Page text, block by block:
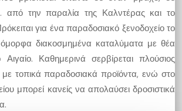
την παραλία της Καλντέρας και το
για ένα παραδοσιακό ξενοδοχείο το
όμορφα διακοσμημένα καταλύματα με θέα
Καθημερινά σερβίρεται πλούσιος
τοπικά παραδοσιακά προϊόντα, ενώ στο
μπορεί κανείς να απολαύσει δροσιστικά